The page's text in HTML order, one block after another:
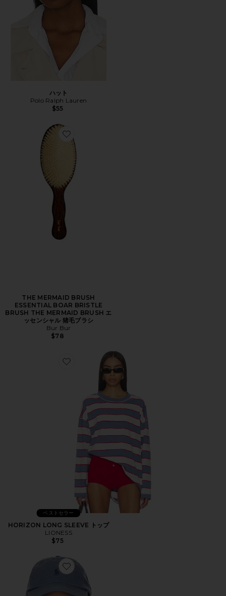
ハット
Polo Ralph Lauren
$55
Favorite THE MERMAID BRUSH ESSENTIAL BOAR
THE MERMAID BRUSH
ESSENTIAL BOAR BRISTLE
BRUSH THE MERMAID BRUSH エ
ッセンシャル 猪毛ブラシ
Bur Bur
$78
Favorite HORIZON LONG SLEEVE トップ
ベストセラー
HORIZON LONG SLEEVE トップ
LIONESS
$75
Favorite ハット